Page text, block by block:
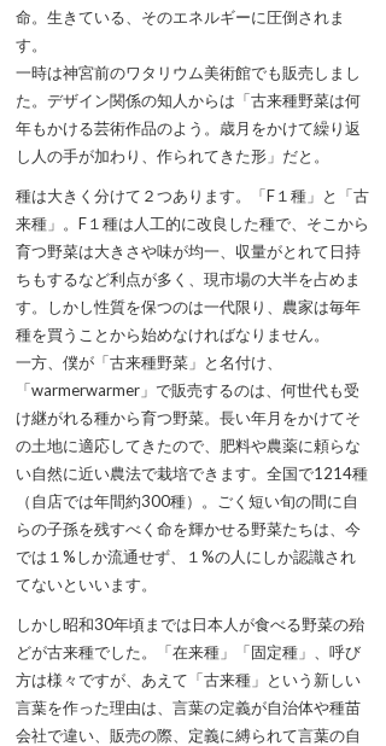
命。生きている、そのエネルギーに圧倒されま
す。
一時は神宮前のワタリウム美術館でも販売しまし
た。デザイン関係の知人からは「古来種野菜は何
年もかける芸術作品のよう。歳月をかけて繰り返
し人の手が加わり、作られてきた形」だと。
種は大きく分けて２つあります。「F１種」と「古
来種」。F１種は人工的に改良した種で、そこから
育つ野菜は大きさや味が均一、収量がとれて日持
ちもするなど利点が多く、現市場の大半を占めま
す。しかし性質を保つのは一代限り、農家は毎年
種を買うことから始めなければなりません。
一方、僕が「古来種野菜」と名付け、
「warmerwarmer」で販売するのは、何世代も受
け継がれる種から育つ野菜。長い年月をかけてそ
の土地に適応してきたので、肥料や農薬に頼らな
い自然に近い農法で栽培できます。全国で1214種
（自店では年間約300種）。ごく短い旬の間に自
らの子孫を残すべく命を輝かせる野菜たちは、今
では１%しか流通せず、１%の人にしか認識され
てないといいます。
しかし昭和30年頃までは日本人が食べる野菜の殆
どが古来種でした。「在来種」「固定種」、呼び
方は様々ですが、あえて「古来種」という新しい
言葉を作った理由は、言葉の定義が自治体や種苗
会社で違い、販売の際、定義に縛られて言葉の自